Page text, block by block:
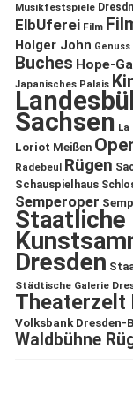
Musikfestspiele
ElbUferei Film
Holger John Genuss
Buches Hope-
Japanisches Palais
Sachsen
Loriot Meißen
Radebeul Rügen
Schauspielhaus
Semperoper
Staatliche
Dresden
Städtische Galerie
Theaterzelt
Volksbank Dresden-
Waldbühne